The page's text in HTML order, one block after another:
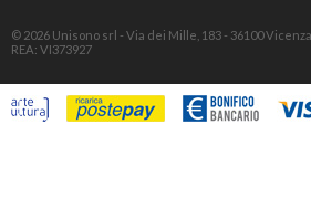
© 2026 Unisono srl - Via dei Mille, 183 - 36100
REA: VI373927